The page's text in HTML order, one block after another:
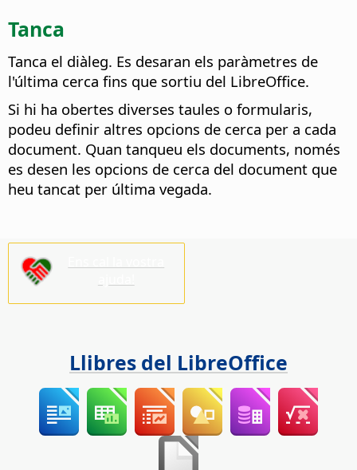
Tanca
Tanca el diàleg. Es desaran els paràmetres de
l'última cerca fins que sortiu del LibreOffice.
Si hi ha obertes diverses taules o formularis,
podeu definir altres opcions de cerca per a cada
document. Quan tanqueu els documents, només
es desen les opcions de cerca del document que
heu tancat per última vegada.
Llibres del LibreOffice